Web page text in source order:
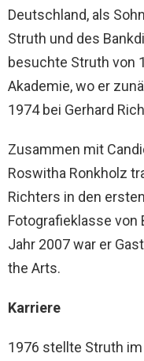
Deutschland, als
Struth und des
besuchte Struth von
Akademie, wo er
1974 bei Gerhard
Zusammen mit
Roswitha Ronkholz
Richters in den
Fotografieklasse von
Jahr 2007 war er
the Arts.
Karriere
1976 stellte Struth